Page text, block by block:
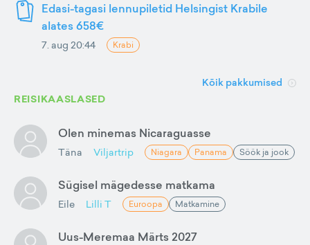
Edasi-tagasi lennupiletid Helsingist Krabile
alates 658€
7. aug 20:44 Krabi
Kõik pakkumised
REISIKAASLASED
Olen minemas Nicaraguasse
Täna Viljartrip Niagara Panama Söök ja jook
Sügisel mägedesse matkama
Eile Lilli T Euroopa Matkamine
Uus-Meremaa Märts 2027